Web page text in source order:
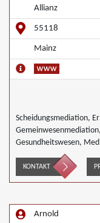
Allianz
55118
Mainz
Scheidungsmediation,
Gesundheitswesen,
Innerbetriebliche
Rechtsschutz,
Kreditwirtschaft,
Mediation bei Team-
KONTAKT
Arnold